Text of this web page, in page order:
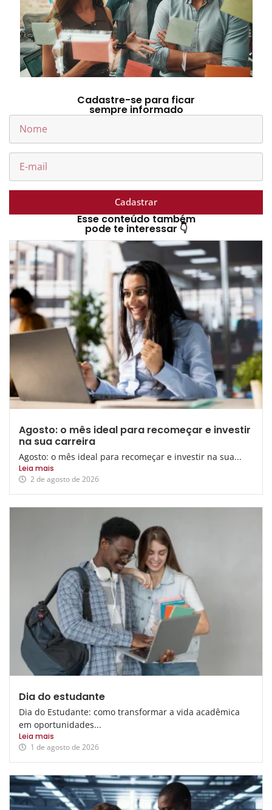
Cadastre-se para ficar
sempre informado
Cadastrar
Esse conteúdo também
pode te interessar 👇
Agosto: o mês ideal para recomeçar e investir
na sua carreira
Agosto: o mês ideal para recomeçar e investir na sua...
Leia mais
2 de agosto de 2026
Dia do estudante
Dia do Estudante: como transformar a vida acadêmica
em oportunidades...
Leia mais
1 de agosto de 2026